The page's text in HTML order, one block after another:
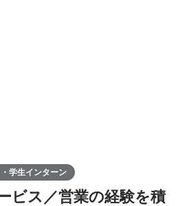
学生インターン
ビス／営業の経験を積